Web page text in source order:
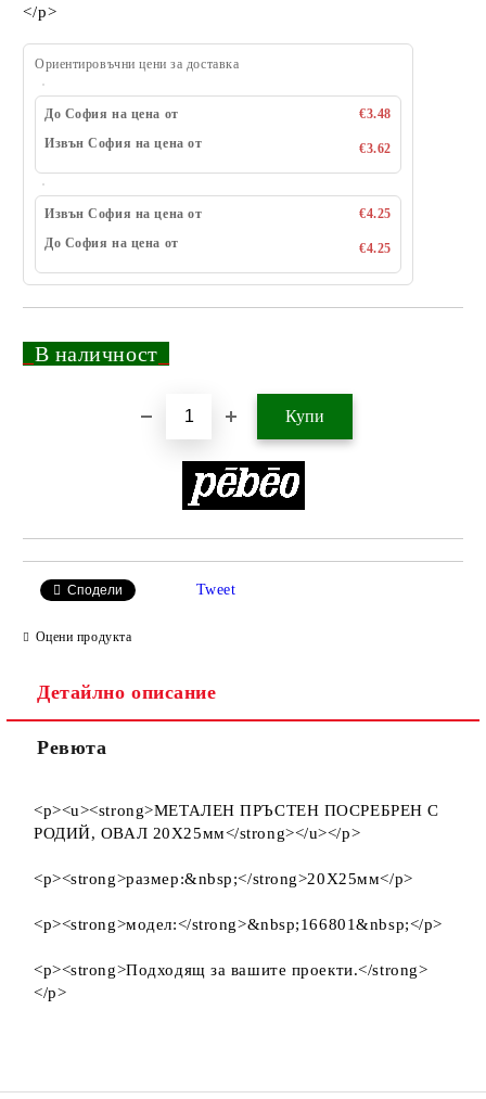
</p>
Ориентировъчни цени за доставка
До София на цена от
€3.48
Извън София на цена от
€3.62
Извън София на цена от
€4.25
До София на цена от
€4.25
В наличност
Сподели Tweet
Оцени продукта
Детайлно описание
Ревюта
<p><u><strong>МЕТАЛЕН ПРЪСТЕН ПОСРЕБРЕН С
РОДИЙ, ОВАЛ 20Х25мм</strong></u></p>
<p><strong>размер:&nbsp;</strong>20Х25мм</p>
<p><strong>модел:</strong>&nbsp;166801&nbsp;</p>
<p><strong>Подходящ за вашите проекти.</strong>
</p>